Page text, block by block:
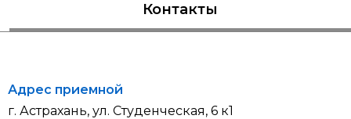
Контакты
Адрес приемной
г. Астрахань, ул. Студенческая, 6 к1